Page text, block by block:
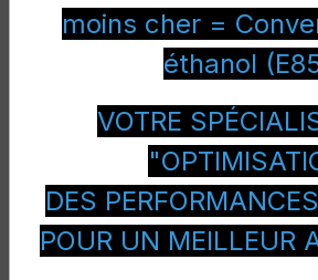
essence Porsche:
Cayenne, 911
Cayman!!!
moins cher =
éthanol
VOTRE
DES
POUR UN MEILLEUR